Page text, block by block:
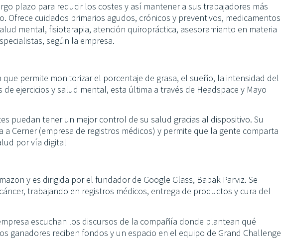
plazo para reducir los costes y así mantener a sus trabajadores más
Ofrece cuidados primarios agudos, crónicos y preventivos, medicamentos
mental, fisioterapia, atención quiropráctica, asesoramiento en materia
según la empresa.
permite monitorizar el porcentaje de grasa, el sueño, la intensidad del
ejercicios y salud mental, esta última a través de Headspace y Mayo
puedan tener un mejor control de su salud gracias al dispositivo. Su
a Cerner (empresa de registros médicos) y permite que la gente comparta
por vía digital
y es dirigida por el fundador de Google Glass, Babak Parviz. Se
trabajando en registros médicos, entrega de productos y cura del
escuchan los discursos de la compañía donde plantean qué
ganadores reciben fondos y un espacio en el equipo de Grand Challenge